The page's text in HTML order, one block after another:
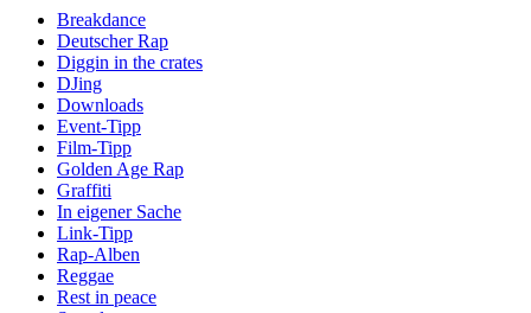
Breakdance
Deutscher Rap
Diggin in the crates
DJing
Downloads
Event-Tipp
Film-Tipp
Golden Age Rap
Graffiti
In eigener Sache
Link-Tipp
Rap-Alben
Reggae
Rest in peace